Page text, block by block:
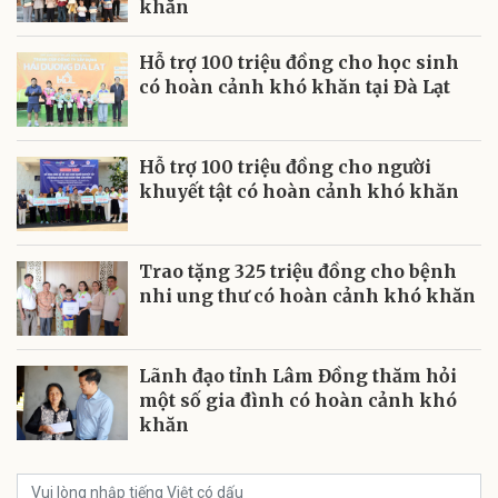
khăn
Hỗ trợ 100 triệu đồng cho học sinh
có hoàn cảnh khó khăn tại Đà Lạt
Hỗ trợ 100 triệu đồng cho người
khuyết tật có hoàn cảnh khó khăn
Trao tặng 325 triệu đồng cho bệnh
nhi ung thư có hoàn cảnh khó khăn
Lãnh đạo tỉnh Lâm Đồng thăm hỏi
một số gia đình có hoàn cảnh khó
khăn